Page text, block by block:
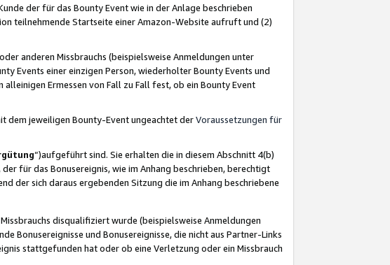
der für das Bounty Event wie in der Anlage beschrieben
teilnehmende Startseite einer Amazon-Website aufruft und (2)
anderen Missbrauchs (beispielsweise Anmeldungen unter
Events einer einzigen Person, wiederholter Bounty Events und
Ermessen von Fall zu Fall fest, ob ein Bounty Event
dem jeweiligen Bounty-Event ungeachtet derVoraussetzungen für
“)aufgeführt sind. Sie erhalten die in diesem Abschnitt 4(b)
für das Bonusereignis, wie im Anhang beschrieben, berechtigt
der sich daraus ergebenden Sitzung die im Anhang beschriebene
disqualifiziert wurde (beispielsweise Anmeldungen
Bonusereignisse und Bonusereignisse, die nicht aus Partner-Links
stattgefunden hat oder ob eine Verletzung oder ein Missbrauch